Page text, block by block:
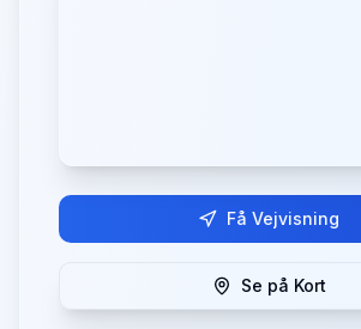
Få Vejvisning
Se på Kort